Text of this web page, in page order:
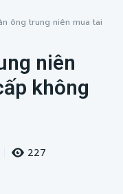
ông trung niên mua tai
niên
không
227